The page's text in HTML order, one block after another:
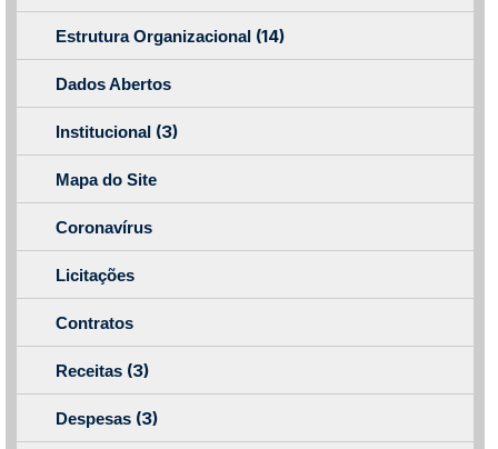
Estrutura Organizacional (14)
Dados Abertos
Institucional (3)
Mapa do Site
Coronavírus
Licitações
Contratos
Receitas (3)
Despesas (3)